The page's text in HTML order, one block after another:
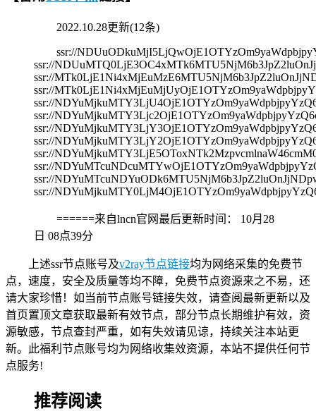
2022.10.28更新(12条)
ssr://
ssr://
ssr://
ssr://
ssr://
ssr://
ssr://
ssr://
ssr://
ssr://
ssr://
ssr://
======来自lncn官网最后更新时间： 10月28
日 08点39分
上述ssr节点账号及v2ray节点链接均为网络采集的免费节
点，速度，安全及质量等均不障，免费节点资源来之不易，还
请大家珍惜！如当前节点账号链接失效，请查阅最新更新以及
首页置顶文章获取最新有效节点，部分节点长期维护有效，资
源敏感，节点查封严重，如有失效请见谅，持续关注本站更
新。此福利节点账号均为网络收集效资源，本站不提供任何节
点服务!
推荐阅读